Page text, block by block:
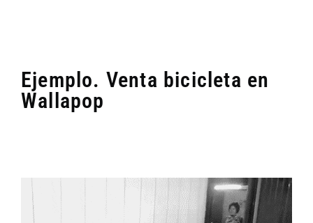
Ejemplo. Venta bicicleta en
Wallapop